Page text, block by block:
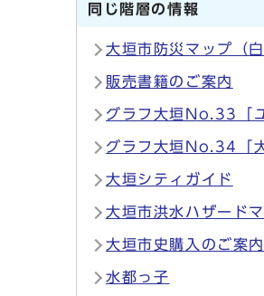
同じ階層の情報
大垣市防災マップ（
販売書籍のご案内
グラフ大垣No.33「
グラフ大垣No.34「
大垣シティガイド
大垣市洪水ハザード
大垣市史購入のご案内
水都っ子